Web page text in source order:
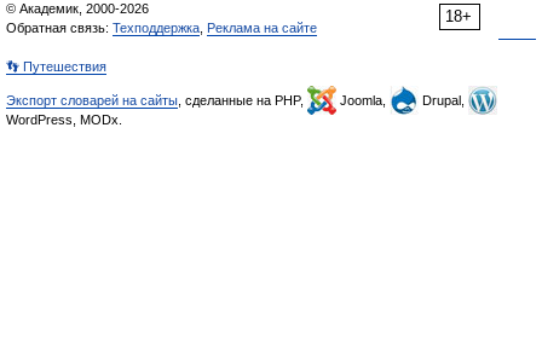
18+
© Академик, 2000-2026
Обратная связь: Техподдержка Реклама на сайте
👣 Путешествия
Экспорт словарей на сайты , сделанные на PHP, Joomla,
Drupal,
WordPress, MODx.